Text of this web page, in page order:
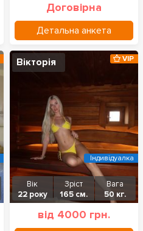
Договірна
Детальна анкета
Вікторія
Вік
22 року
Зріст
165 см.
Вага
50 кг.
від 4000 грн.
VIP
Індивідуалка